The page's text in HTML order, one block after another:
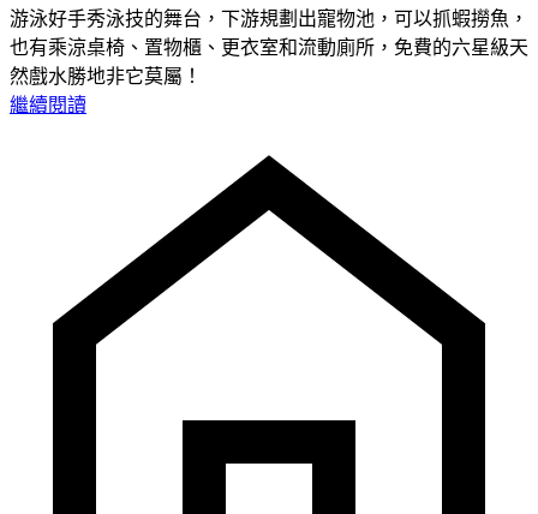
游泳好手秀泳技的舞台，下游規劃出寵物池，可以抓蝦撈魚，
也有乘涼桌椅、置物櫃、更衣室和流動廁所，免費的六星級天
然戲水勝地非它莫屬！
繼續閱讀